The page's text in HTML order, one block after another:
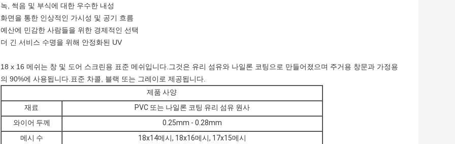
녹, 썩음 및 부식에 대한 우수한 내성
화면을 통한 인상적인 가시성 및 공기 흐름
예산에 민감한 사람들을 위한 경제적인 선택
더 긴 서비스 수명을 위해 안정화된 UV
18 x 16 메쉬는 창 및 도어 스크린용 표준 메쉬입니다.그것은 유리 섬유와 나일론 코팅으로 만들어졌으며 주거용 창문과 가정용
의 90%에 사용됩니다.표준 차콜, 블랙 또는 그레이로 제공됩니다.
제품 사양
재료
PVC 또는 나일론 코팅 유리 섬유 원사
와이어 두께
0.25mm - 0.28mm
메시 수
18x14메시, 18x16메시, 17x15메시